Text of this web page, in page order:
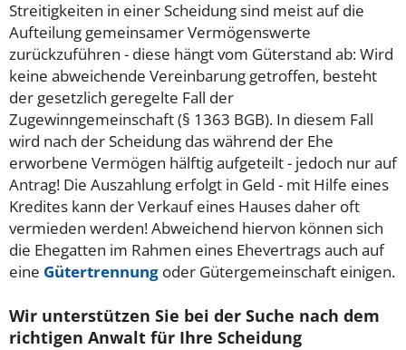
Streitigkeiten in einer Scheidung sind meist auf die
Aufteilung gemeinsamer Vermögenswerte
zurückzuführen - diese hängt vom Güterstand ab: Wird
keine abweichende Vereinbarung getroffen, besteht
der gesetzlich geregelte Fall der
Zugewinngemeinschaft (§ 1363 BGB). In diesem Fall
wird nach der Scheidung das während der Ehe
erworbene Vermögen hälftig aufgeteilt - jedoch nur auf
Antrag! Die Auszahlung erfolgt in Geld - mit Hilfe eines
Kredites kann der Verkauf eines Hauses daher oft
vermieden werden! Abweichend hiervon können sich
die Ehegatten im Rahmen eines Ehevertrags auch auf
eine Gütertrennung oder Gütergemeinschaft einigen.
Wir unterstützen Sie bei der Suche nach dem
richtigen Anwalt für Ihre Scheidung